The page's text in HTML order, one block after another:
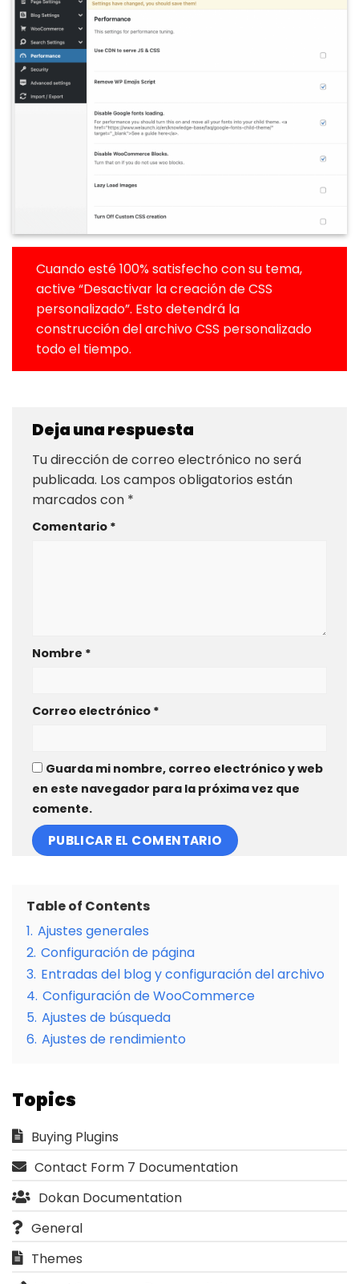
Cuando esté 100% satisfecho con su tema,
active “Desactivar la creación de CSS
personalizado”. Esto detendrá la
construcción del archivo CSS personalizado
todo el tiempo.
Deja una respuesta
Tu dirección de correo electrónico no será
publicada. Los campos obligatorios están
marcados con *
Comentario *
Nombre *
Correo electrónico *
Guarda mi nombre, correo electrónico y web
en este navegador para la próxima vez que
comente.
Table of Contents
1. Ajustes generales
2. Configuración de página
3. Entradas del blog y configuración del archivo
4. Configuración de WooCommerce
5. Ajustes de búsqueda
6. Ajustes de rendimiento
Topics
Buying Plugins
Contact Form 7 Documentation
Dokan Documentation
General
Themes